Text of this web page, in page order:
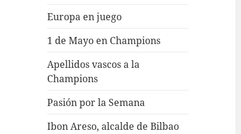
Europa en juego
1 de Mayo en Champions
Apellidos vascos a la
Champions
Pasión por la Semana
Ibon Areso, alcalde de Bilbao